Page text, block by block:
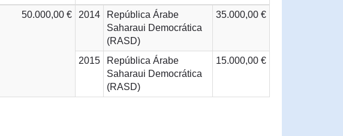
50.000,00 € 2014
República Árabe
Saharaui Democrática
(RASD)
35.000,00 €
2015
República Árabe
Saharaui Democrática
(RASD)
15.000,00 €